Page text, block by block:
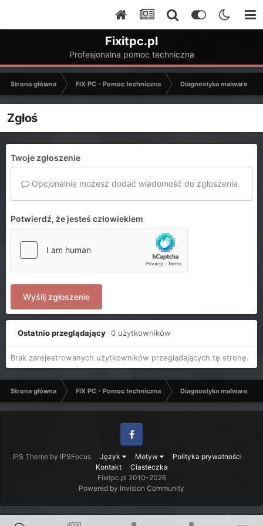
Fixitpc.pl
Profesjonalna pomoc techniczna
Strona główna FIX PC - Pomoc techniczna Diagnostyka malware -
Zgłoś
Twoje zgłoszenie
Opcjonalnie możesz dodać wiadomość do zgłoszenia.
Potwierdź, że jesteś człowiekiem
Wyślij zgłoszenie
Ostatnio przeglądający 0 użytkowników
Brak zarejestrowanych użytkowników przeglądających tę stronę.
Strona główna FIX PC - Pomoc techniczna Diagnostyka malware -
IPS Theme by IPSFocus Język Motyw
Polityka prywatności
Kontakt
Ciasteczka
Facebook
Fixitpc.pl 2010-2026
Powered by Invision Community